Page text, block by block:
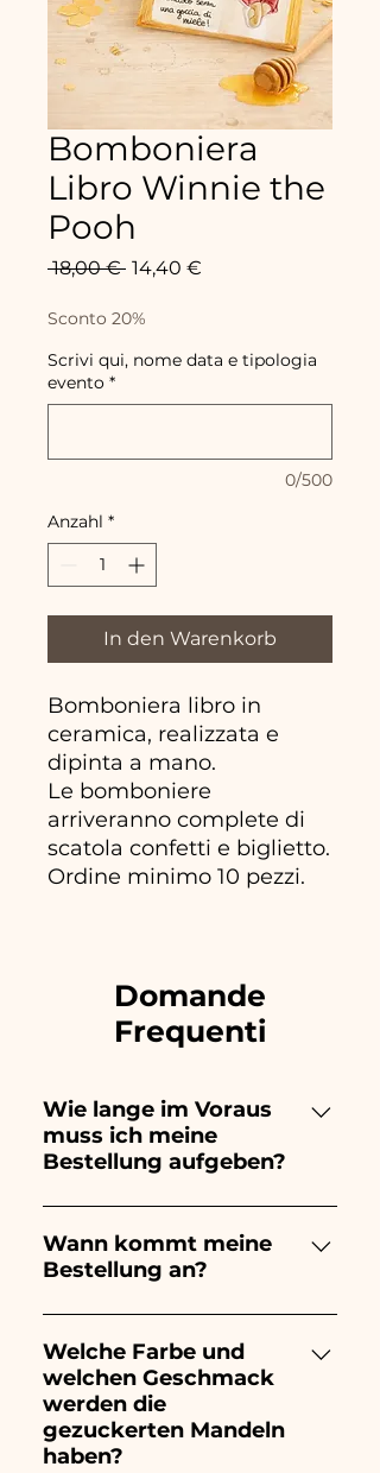
Bomboniera
Libro Winnie the
Pooh
18,00 € Standardpreis
14,40 €
Sconto 20%
Scrivi qui, nome data e tipologia
evento *
0/500
Anzahl *
In den Warenkorb
Bomboniera libro in
ceramica, realizzata e
dipinta a mano.
Le bomboniere
arriveranno complete di
scatola confetti e biglietto.
Ordine minimo 10 pezzi.
Domande
Frequenti
Wie lange im Voraus
muss ich meine
Bestellung aufgeben?
Ceramiche Ania kreiert und
bemalt vollständig von Hand,
daher dauert ihre Herstellung
der Menge ab. Wir empfehlen
daher, Ihre Bestellung immer
1/2 Monate vor Ihrer
Veranstaltung aufzugeben.
Wenn Ihre Veranstaltung vor
Wann kommt meine
Bestellung an?
Der Eingang der Bestellung ist
10/15 Tage vor der
Veranstaltung garantiert.
Welche Farbe und
welchen Geschmack
werden die
gezuckerten Mandeln
haben?